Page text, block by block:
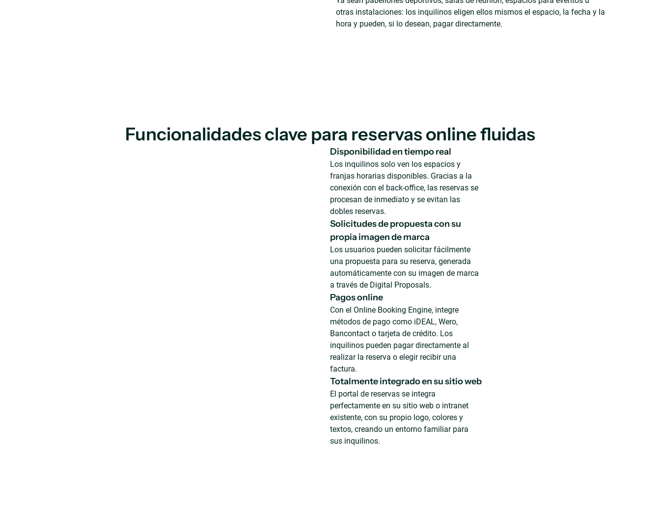
otras instalaciones: los inquilinos eligen ellos mismos el espacio, la fecha y la
hora y pueden, si lo desean, pagar directamente.
Funcionalidades clave para reservas online fluidas
Disponibilidad en tiempo real
Los inquilinos solo ven los espacios y
franjas horarias disponibles. Gracias a la
conexión con el back-office, las reservas se
procesan de inmediato y se evitan las
dobles reservas.
Solicitudes de propuesta con su
propia imagen de marca
Los usuarios pueden solicitar fácilmente
una propuesta para su reserva, generada
automáticamente con su imagen de marca
a través de Digital Proposals.
Pagos online
Con el Online Booking Engine, integre
métodos de pago como iDEAL, Wero,
Bancontact o tarjeta de crédito. Los
inquilinos pueden pagar directamente al
realizar la reserva o elegir recibir una
factura.
Totalmente integrado en su sitio web
El portal de reservas se integra
perfectamente en su sitio web o intranet
existente, con su propio logo, colores y
textos, creando un entorno familiar para
sus inquilinos.